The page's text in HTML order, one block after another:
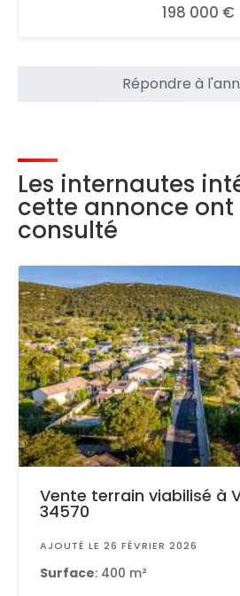
198 000 €
Répondre à
Les internautes
cette annonce ont
consulté
Vente terrain viabilisé à
34570
AJOUTÉ LE 26 FÉVRIER 2026
Surface: 400 m²